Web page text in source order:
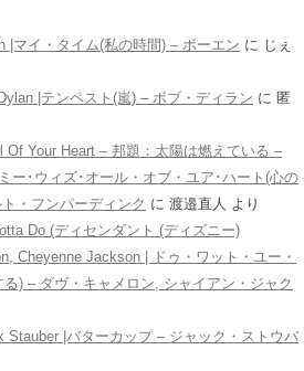
|マイ・タイム(私の時間) – ボーエン に じぇ
|テンペスト(嵐) – ボブ・ディラン に 匿
Of Your Heart – 邦題：太陽は燃えている –
ー･ウィズ･オール・オブ・ユア･ハート(心の
・フンパーディンク に 渡邉直人 より
Do (ディセンダント (ディズニー)
Cheyenne Jackson | ドゥ・ワット・ユー・
) – ダヴ・キャメロン, シャイアン・ジャク
Stauber |バターカップ – ジャック・ストウバ